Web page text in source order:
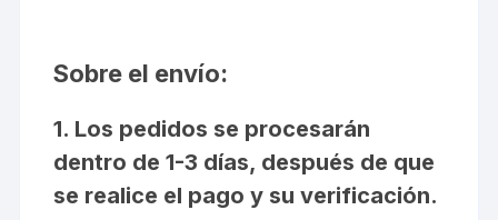
Sobre el envío:
1. Los pedidos se procesarán
dentro de 1-3 días, después de que
se realice el pago y su verificación.